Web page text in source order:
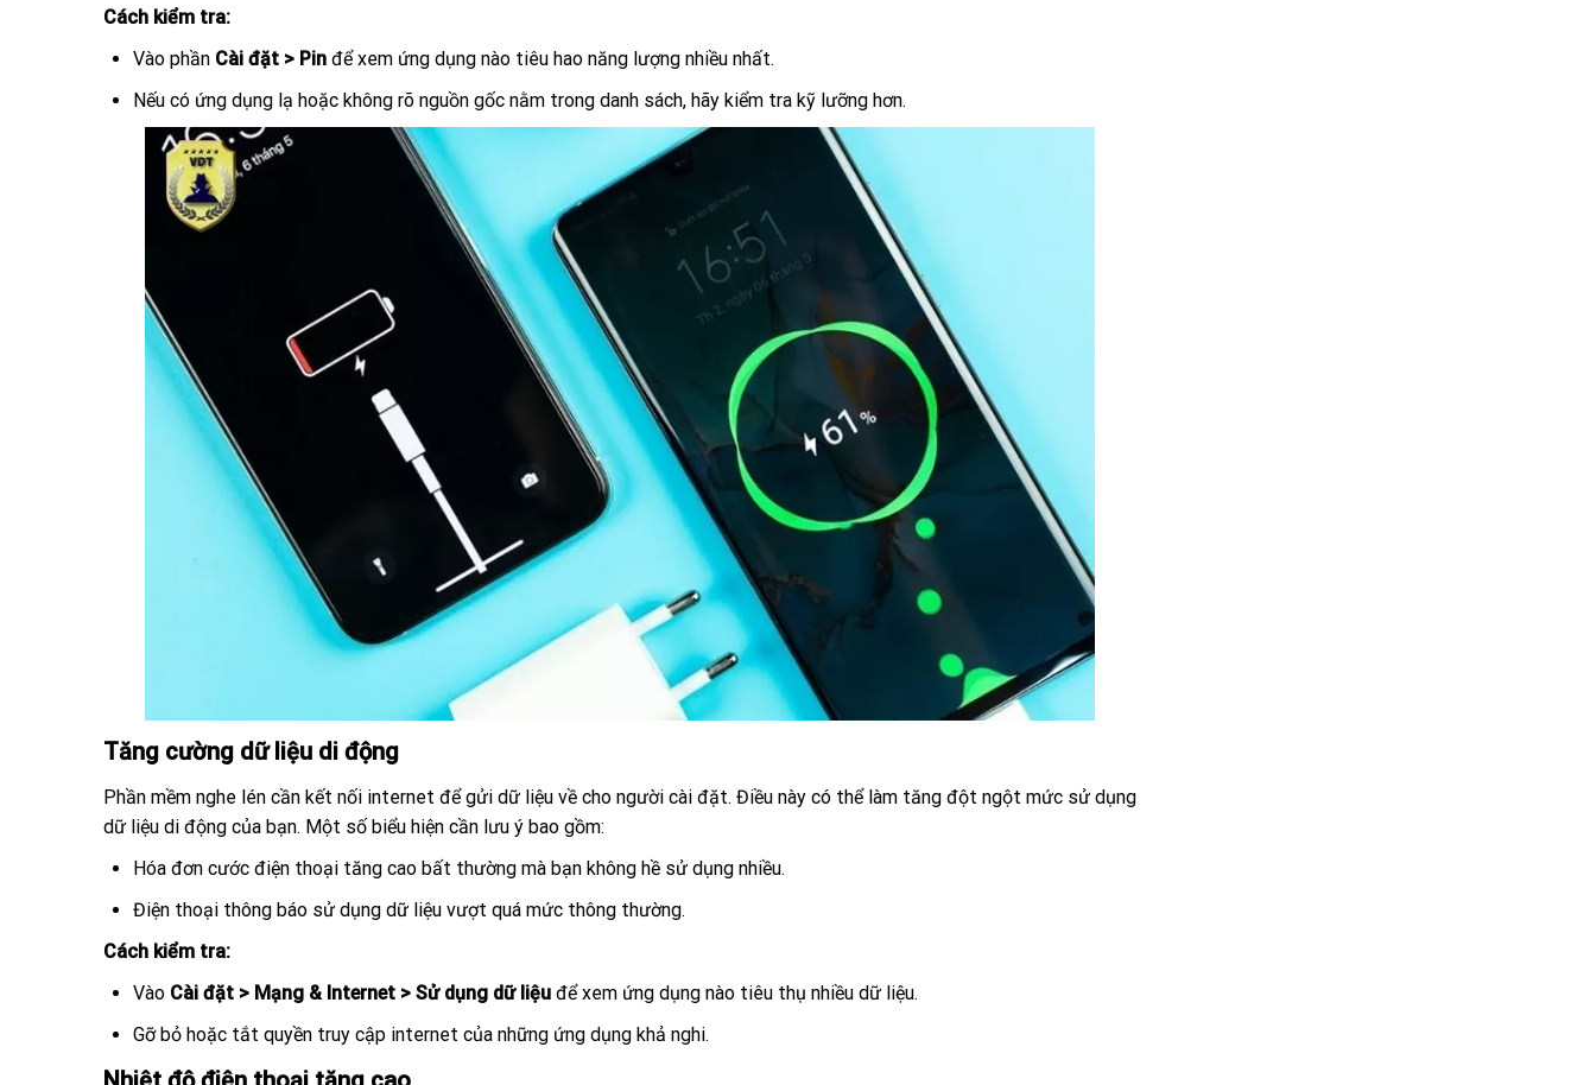
Cách kiểm tra:
Vào phần Cài đặt > Pin để xem ứng dụng nào tiêu hao năng lượng nhiều nhất.
Nếu có ứng dụng lạ hoặc không rõ nguồn gốc nằm trong danh sách, hãy kiểm tra kỹ lưỡng hơn.
Tăng cường dữ liệu di động
Phần mềm nghe lén cần kết nối internet để gửi dữ liệu về cho người cài đặt. Điều này có thể làm tăng đột ngột mức sử dụng
dữ liệu di động của bạn. Một số biểu hiện cần lưu ý bao gồm:
Hóa đơn cước điện thoại tăng cao bất thường mà bạn không hề sử dụng nhiều.
Điện thoại thông báo sử dụng dữ liệu vượt quá mức thông thường.
Cách kiểm tra:
Vào Cài đặt > Mạng & Internet > Sử dụng dữ liệu để xem ứng dụng nào tiêu thụ nhiều dữ liệu.
Gỡ bỏ hoặc tắt quyền truy cập internet của những ứng dụng khả nghi.